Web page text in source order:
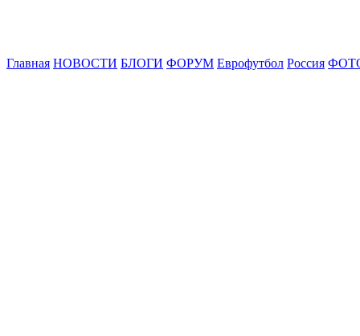
Главная НОВОСТИ БЛОГИ ФОРУМ Еврофутбол Россия